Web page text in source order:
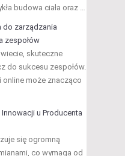
budowa ciała oraz …
do zarządzania
zespołów
skuteczne
do sukcesu zespołów.
może znacząco
u Producenta
się ogromną
co wymaga od